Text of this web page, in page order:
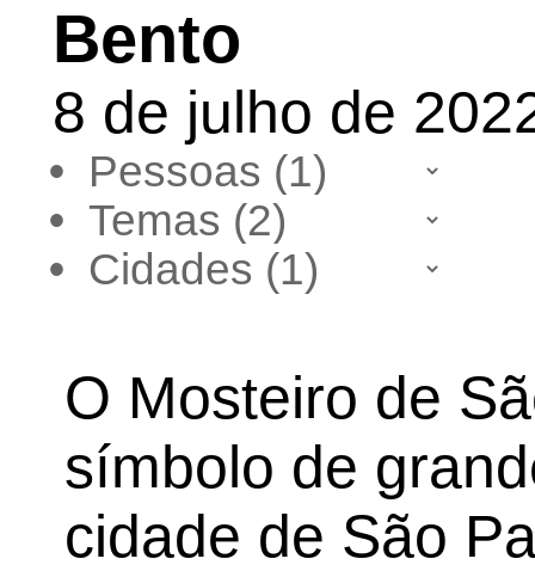
Bento
8 de julho de
•
•
•
O Mosteiro de
símbolo de
cidade de São